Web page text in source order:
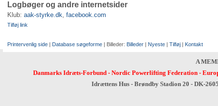
Logbøger og andre internetsider
Klub: aak-styrke.dk, facebook.com
Tilføj link
Printervenlig side | Database søgeforme | Billeder: Billeder | Nyeste | Tilføj | Kontakt
A
Danmarks Idræts-Forbund- Nordic Powerlifting Federation-
Idrættens Hus - Brøndby Stadion 20 - DK-